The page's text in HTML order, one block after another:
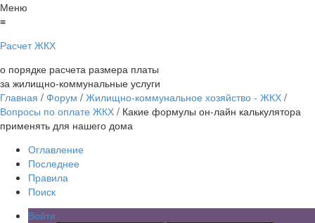
Меню
≡
Расчет ЖКХ
о порядке расчета размера платы
за жилищно-коммунальные услуги
Главная / Форум / Жилищно-коммунальное хозяйство - ЖКХ /
Вопросы по оплате ЖКХ / Какие формулы он-лайн калькулятора
применять для нашего дома
Оглавление
Последнее
Правила
Поиск
Войти